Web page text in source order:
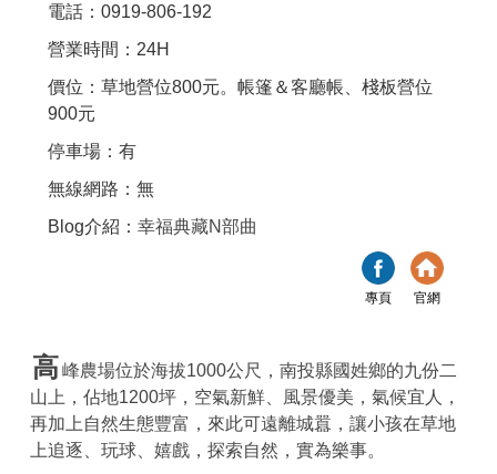
電話：0919-806-192
營業時間：24H
價位：草地營位800元。帳篷＆客廳帳、棧板營位
900元
停車場：有
無線網路：無
Blog介紹： 幸福典藏N部曲
專頁 官網
高峰農場位於海拔1000公尺，南投縣國姓鄉的九份二
山上，佔地1200坪，空氣新鮮、風景優美，氣候宜人，
再加上自然生態豐富，來此可遠離城囂，讓小孩在草地
上追逐、玩球、嬉戲，探索自然，實為樂事。